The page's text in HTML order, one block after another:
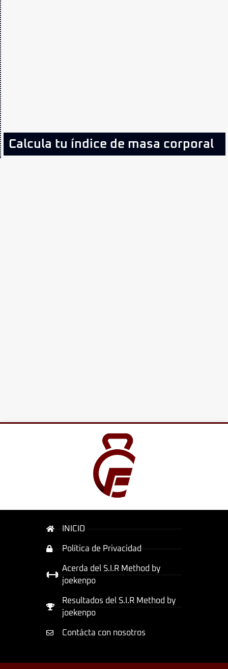
Calcula tu índice de masa corporal
INICIO
Política de Privacidad
Acerda del S.I.R Method by
joekenpo
Resultados del S.I.R Method by
joekenpo
Contácta con nosotros